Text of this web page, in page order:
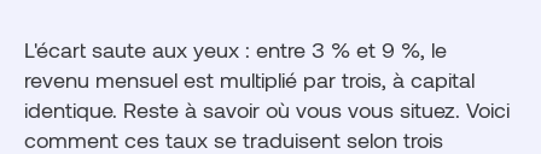
L'écart saute aux yeux : entre 3 % et 9 %, le
revenu mensuel est multiplié par trois, à capital
identique. Reste à savoir où vous vous situez. Voici
comment ces taux se traduisent selon trois